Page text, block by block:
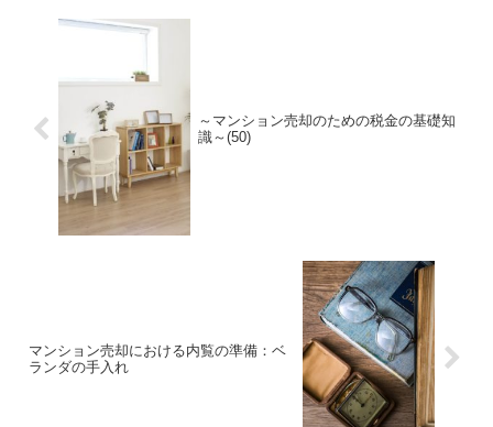
～マンション売却のための税金の基礎知
識～(50)
マンション売却における内覧の準備：ベ
ランダの手入れ